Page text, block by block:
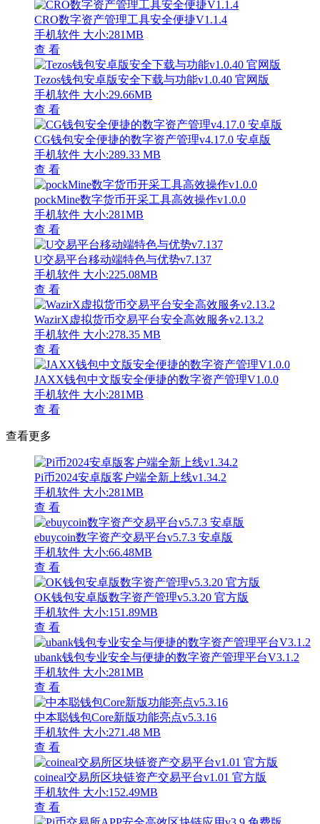
CRO数字资产管理工具安全便捷V1.1.4
手机软件 大小:281MB
查 看
Tezos钱包安卓版安全下载与功能v1.0.40 官网版
手机软件 大小:29.66MB
查 看
CG钱包安全便捷的数字资产管理v4.17.0 安卓版
手机软件 大小:289.33 MB
查 看
pockMine数字货币开采工具高效操作v1.0.0
手机软件 大小:281MB
查 看
U交易平台移动端特色与优势v7.137
手机软件 大小:225.08MB
查 看
WazirX虚拟货币交易平台安全高效服务v2.13.2
手机软件 大小:278.35 MB
查 看
JAXX钱包中文版安全便捷的数字资产管理V1.0.0
手机软件 大小:281MB
查 看
查看更多
Pi币2024安卓版客户端全新上线v1.34.2
手机软件 大小:281MB
查 看
ebuycoin数字资产交易平台v5.7.3 安卓版
手机软件 大小:66.48MB
查 看
OK钱包安卓版数字资产管理v5.3.20 官方版
手机软件 大小:151.89MB
查 看
ubank钱包专业安全与便捷的数字资产管理平台V3.1.2
手机软件 大小:281MB
查 看
中本聪钱包Core新版功能亮点v5.3.16
手机软件 大小:271.48 MB
查 看
coineal交易所区块链资产交易平台v1.01 官方版
手机软件 大小:152.49MB
查 看